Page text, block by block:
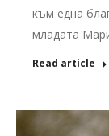
към една
младата
Read article